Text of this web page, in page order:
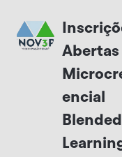
Abertas
encial
Blended